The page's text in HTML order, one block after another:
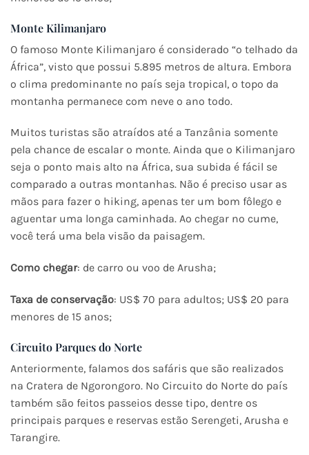
Monte Kilimanjaro
O famoso Monte Kilimanjaro é considerado “o telhado da
África”, visto que possui 5.895 metros de altura. Embora
o clima predominante no país seja tropical, o topo da
montanha permanece com neve o ano todo.
Muitos turistas são atraídos até a Tanzânia somente
pela chance de escalar o monte. Ainda que o Kilimanjaro
seja o ponto mais alto na África, sua subida é fácil se
comparado a outras montanhas. Não é preciso usar as
mãos para fazer o hiking, apenas ter um bom fôlego e
aguentar uma longa caminhada. Ao chegar no cume,
você terá uma bela visão da paisagem.
Como chegar: de carro ou voo de Arusha;
Taxa de conservação: US$ 70 para adultos; US$ 20 para
menores de 15 anos;
Circuito Parques do Norte
Anteriormente, falamos dos safáris que são realizados
na Cratera de Ngorongoro. No Circuito do Norte do país
também são feitos passeios desse tipo, dentre os
principais parques e reservas estão Serengeti, Arusha e
Tarangire.